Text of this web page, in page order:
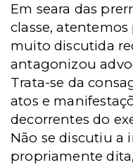
Em seara das
classe,
muito discutida
antagonizou
Trata-se da
atos e
decorrentes do
Não se discutiu a
propriamente